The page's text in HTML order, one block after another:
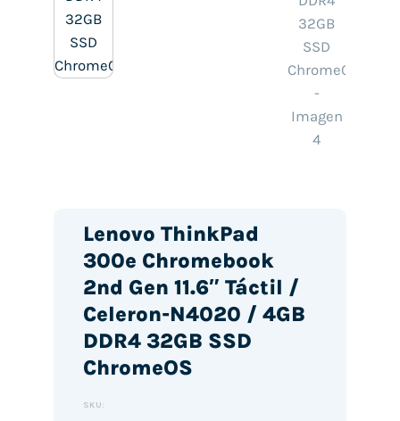
Lenovo ThinkPad
300e Chromebook
2nd Gen 11.6″ Táctil /
Celeron-N4020 / 4GB
DDR4 32GB SSD
ChromeOS
SKU: